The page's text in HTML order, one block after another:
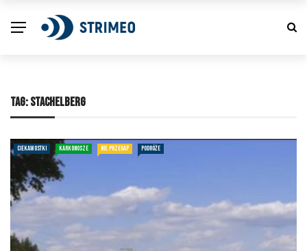
TAG:STACHELBERG
CIEKAWOSTKI KARKONOSZE NIE PRZEGAP PODRÓŻE